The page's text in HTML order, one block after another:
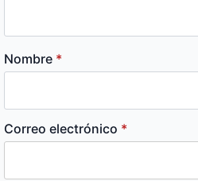
Nombre *
Correo electrónico *